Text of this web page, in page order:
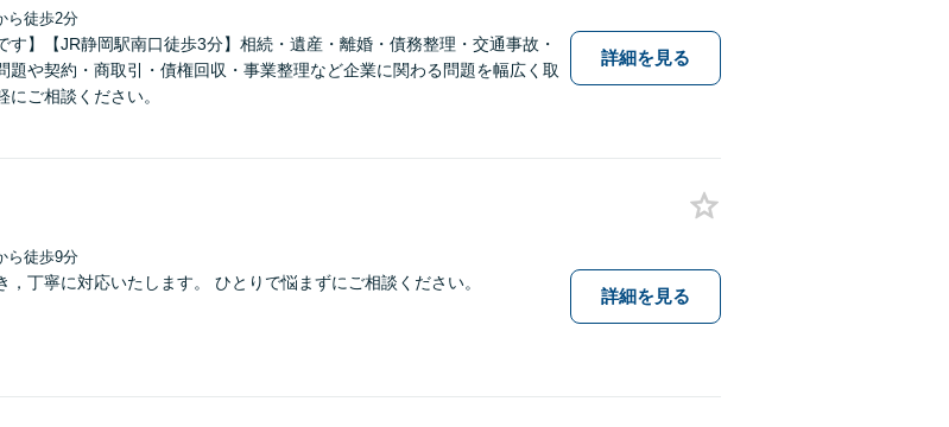
ら徒歩2分
す】【JR静岡駅南口徒歩3分】相続・遺産・離婚・債務整理・交通事故・
題や契約・商取引・債権回収・事業整理など企業に関わる問題を幅広く取
ご相談ください。
詳細を見る
ら徒歩9分
丁寧に対応いたします。 ひとりで悩まずにご相談ください。
詳細を見る